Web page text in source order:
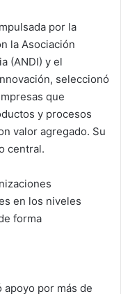
por la
la Asociación
(ANDI) y el
seleccionó
que
y procesos
valor agregado. Su
central.
en los niveles
forma
apoyo por más de